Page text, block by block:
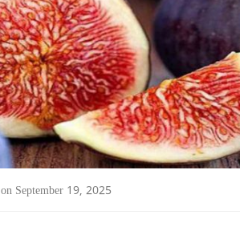
on September 19, 2025